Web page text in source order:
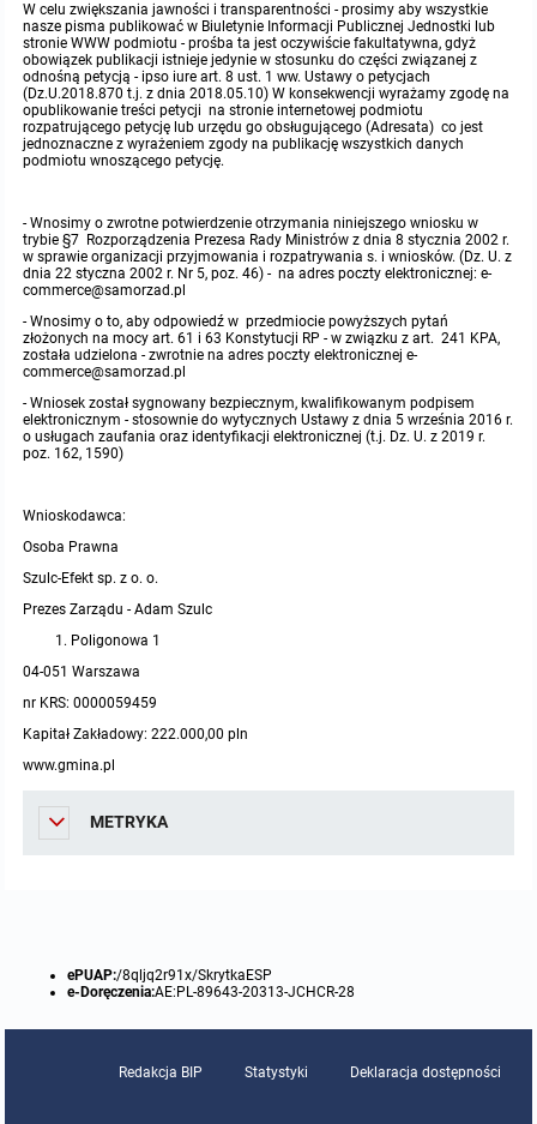
W celu zwiększania jawności i transparentności - prosimy aby wszystkie
nasze pisma publikować w Biuletynie Informacji Publicznej Jednostki lub
stronie WWW podmiotu - prośba ta jest oczywiście fakultatywna, gdyż
obowiązek publikacji istnieje jedynie w stosunku do części związanej z
odnośną petycją - ipso iure art. 8 ust. 1 ww. Ustawy o petycjach
(Dz.U.2018.870 t.j. z dnia 2018.05.10) W konsekwencji wyrażamy zgodę na
opublikowanie treści petycji na stronie internetowej podmiotu
rozpatrującego petycję lub urzędu go obsługującego (Adresata) co jest
jednoznaczne z wyrażeniem zgody na publikację wszystkich danych
podmiotu wnoszącego petycję.
- Wnosimy o zwrotne potwierdzenie otrzymania niniejszego wniosku w
trybie §7 Rozporządzenia Prezesa Rady Ministrów z dnia 8 stycznia 2002 r.
w sprawie organizacji przyjmowania i rozpatrywania s. i wniosków. (Dz. U. z
dnia 22 styczna 2002 r. Nr 5, poz. 46) - na adres poczty elektronicznej: e-
commerce@samorzad.pl
- Wnosimy o to, aby odpowiedź w przedmiocie powyższych pytań
złożonych na mocy art. 61 i 63 Konstytucji RP - w związku z art. 241 KPA,
została udzielona - zwrotnie na adres poczty elektronicznej e-
commerce@samorzad.pl
- Wniosek został sygnowany bezpiecznym, kwalifikowanym podpisem
elektronicznym - stosownie do wytycznych Ustawy z dnia 5 września 2016 r.
o usługach zaufania oraz identyfikacji elektronicznej (t.j. Dz. U. z 2019 r.
poz. 162, 1590)
Wnioskodawca:
Osoba Prawna
Szulc-Efekt sp. z o. o.
Prezes Zarządu - Adam Szulc
Poligonowa 1
04-051 Warszawa
nr KRS: 0000059459
Kapitał Zakładowy: 222.000,00 pln
www.gmina.pl
METRYKA
ePUAP:/8qljq2r91x/SkrytkaESP
e-Doręczenia:AE:PL-89643-20313-JCHCR-28
Redakcja BIP Statystyki Deklaracja dostępności